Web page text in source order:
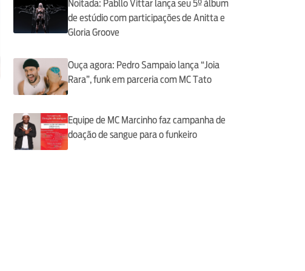
Noitada: Pabllo Vittar lança seu 5º álbum
de estúdio com participações de Anitta e
Gloria Groove
Ouça agora: Pedro Sampaio lança “Joia
Rara”, funk em parceria com MC Tato
Equipe de MC Marcinho faz campanha de
doação de sangue para o funkeiro